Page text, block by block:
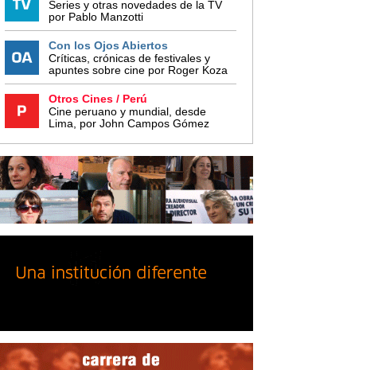
Series y otras novedades de la TV
por Pablo Manzotti
Con los Ojos Abiertos
Críticas, crónicas de festivales y
apuntes sobre cine por Roger Koza
Otros Cines / Perú
Cine peruano y mundial, desde
Lima, por John Campos Gómez